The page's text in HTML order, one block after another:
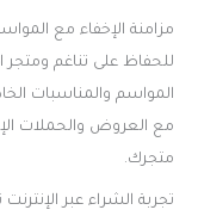
مزامنة الإخفاء مع
للحفاظ على تناغم ومتجر
المواسم والمناسبات
مع العروض والحملات
متجرك.
تجربة الشراء عبر